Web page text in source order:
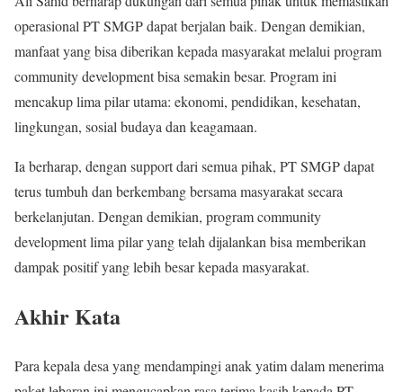
operasional PT SMGP dapat berjalan baik. Dengan demikian,
manfaat yang bisa diberikan kepada masyarakat melalui program
community development bisa semakin besar. Program ini
mencakup lima pilar utama: ekonomi, pendidikan, kesehatan,
lingkungan, sosial budaya dan keagamaan.
Ia berharap, dengan support dari semua pihak, PT SMGP dapat
terus tumbuh dan berkembang bersama masyarakat secara
berkelanjutan. Dengan demikian, program community
development lima pilar yang telah dijalankan bisa memberikan
dampak positif yang lebih besar kepada masyarakat.
Akhir Kata
Para kepala desa yang mendampingi anak yatim dalam menerima